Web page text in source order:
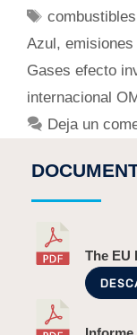
Azul, emisiones
Gases efecto
internacional
Deja un
The EU